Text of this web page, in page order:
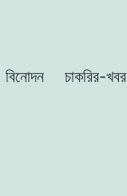
বিনোদন চাকরির-খবর